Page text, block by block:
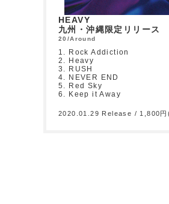
HEAVY
九州・沖縄限定リリース
20/Around
1. Rock Addiction
2. Heavy
3. RUSH
4. NEVER END
5. Red Sky
6. Keep it Away
2020.01.29 Release / 1,800